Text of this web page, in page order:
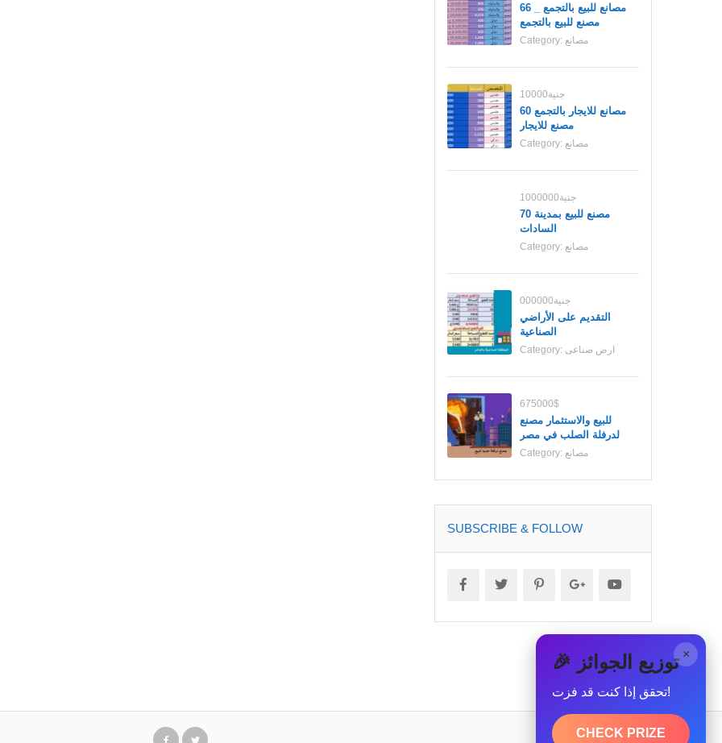
مصانع للبيع بالتجمع _ 66
مصنع للبيع بالتجمع
Category: مصانع
10000جنية
مصانع للايجار بالتجمع 60
مصنع للايجار
Category: مصانع
1000000جنية
70 مصنع للبيع بمدينة
السادات
Category: مصانع
000000جنية
التقديم على الأراضي
الصناعية
Category: ارض صناعى
675000$
للبيع والاستثمار مصنع
لدرفلة الصلب في مصر
Category: مصانع
SUBSCRIBE & FOLLOW
× 🎉 توزيع الجوائز
تحقق إذا كنت قد فزت!
CHECK PRIZE